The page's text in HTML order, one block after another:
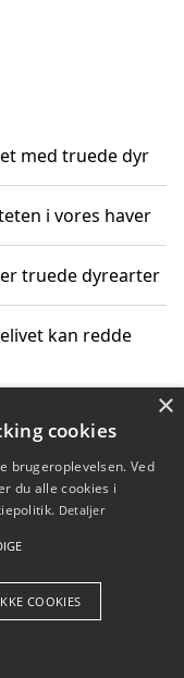
med truede dyr
i vores haver
truede dyrearter
kan redde
bevarelsen
Aps
×
cookies
brugeroplevelsen. Ved
du alle cookies i
Detaljer
COOKIES